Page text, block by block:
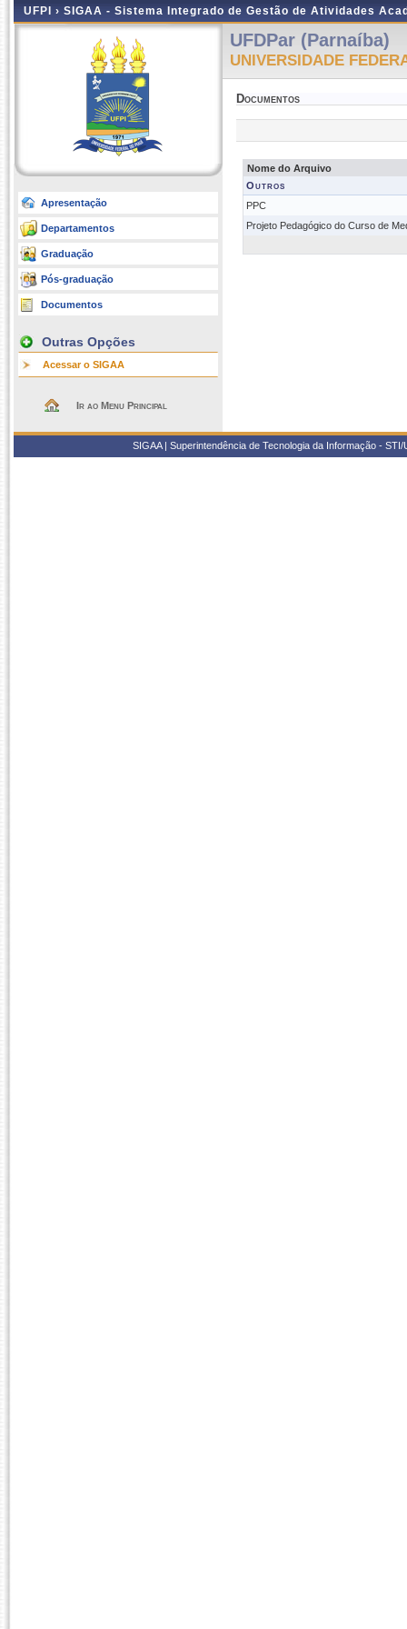
UFPI › SIGAA - Sistema Integrado de Gestão de Atividades
Apresentação
Departamentos
Graduação
Pós-graduação
Documentos
Outras Opções
Acessar o SIGAA
Ir ao Menu Principal
UFDPar (Parnaíba)
UNIVERSIDADE
Documentos
Nome do Arquivo
Outros
PPC
Projeto Pedagógico do Curso de
SIGAA | Superintendência de Tecnologia da Informação -